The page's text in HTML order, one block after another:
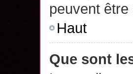
peuvent
Haut
Que sont